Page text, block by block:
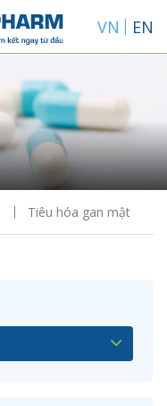
VN EN
Tiêu hóa gan mật